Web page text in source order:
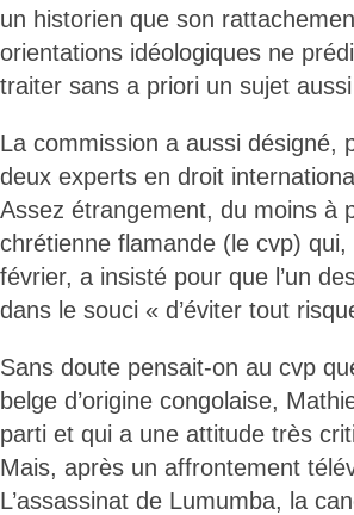
un historien que son
orientations idéologiques ne
traiter sans a priori un sujet
La commission a aussi désigné,
deux experts en droit
Assez étrangement, du moins à
chrétienne flamande (le cvp)
février, a insisté pour que l’un
dans le souci « d’éviter tout
Sans doute pensait-on au cvp
belge d’origine congolaise,
parti et qui a une attitude très
Mais, après un affrontement
L’assassinat de Lumumba, la